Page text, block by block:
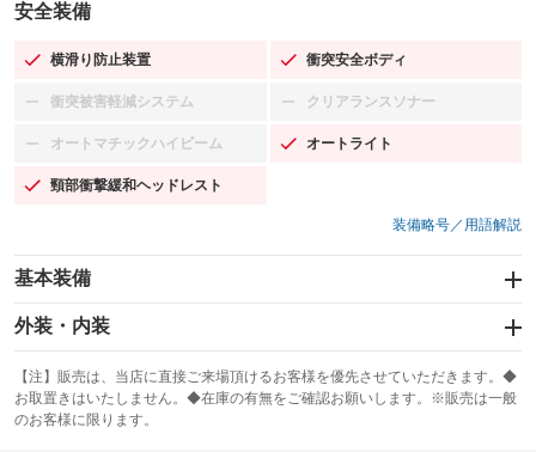
安全装備
横滑り防止装置
：装備あり 衝突安全ボディ
：装備あり
衝突被害軽減システム
：装備なし クリアランスソナー
：装備なし
オートマチックハイビーム
：装備なし オートライト
：装備あり
頸部衝撃緩和ヘッドレスト
：装備あり
装備略号／用語解説
基本装備
エアバッグ：運転席/助手席/サイド
：装備あり
：装備なし
サンルーフ
：装備あり ABS
外装・内装
カーナビ：HDDナビ
：装備あり
TV：フルセグ
：装備あり
【注】販売は、当店に直接ご来場頂けるお客様を優先させていただきます。◆
お取置きはいたしません。◆在庫の有無をご確認お願いします。※販売は一般
のお客様に限ります。